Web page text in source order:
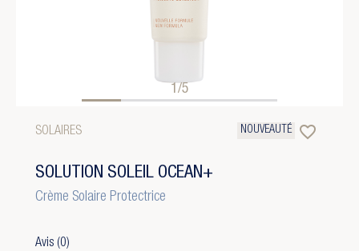
1/5
SOLAIRES NOUVEAUTÉ favorite_border
SOLUTION SOLEIL OCEAN+
Crème Solaire Protectrice
Avis (0)